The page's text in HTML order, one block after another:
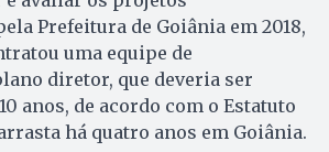
Prefeitura de Goiânia em 2018,
uma equipe de
diretor, que deveria ser
anos, de acordo com o Estatuto
há quatro anos em Goiânia.